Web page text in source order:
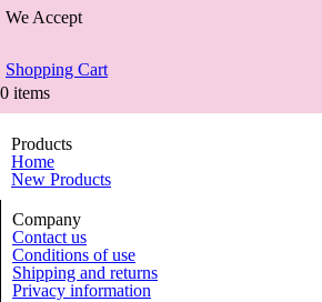
We Accept
Shopping Cart
0 items
Products
Home
New Products
Company
Contact us
Conditions of use
Shipping and returns
Privacy information